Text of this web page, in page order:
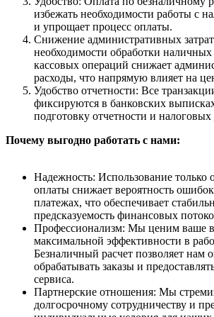
избежать необходимости работы с
и упрощает процесс оплаты.
Снижение административных
необходимости обработки наличных
кассовых операций снижает
расходы, что напрямую влияет на
Удобство отчетности: Все
фиксируются в банковских
подготовку отчетности и
Почему выгодно работать с нами:
Надежность: Использование только
оплаты снижает вероятность
платежах, что обеспечивает
предсказуемость финансовых
Профессионализм: Мы ценим ваше
максимальной эффективности в
Безналичный расчет позволяет нам
обрабатывать заказы и
сервиса.
Партнерские отношения: Мы
долгосрочному сотрудничеству и